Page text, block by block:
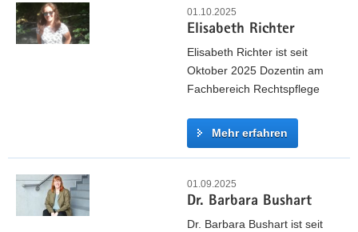
01.10.2025
Elisabeth Richter
Elisabeth Richter ist seit
Oktober 2025 Dozentin am
Fachbereich Rechtspflege
Mehr erfahren
l
i
s
01.09.2025
Dr. Barbara Bushart
Dr. Barbara Bushart ist seit